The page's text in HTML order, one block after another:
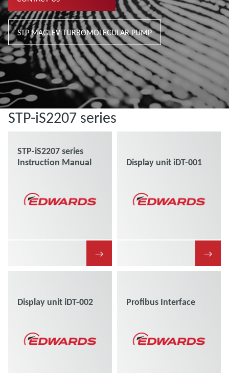
STP MAGLEV TURBOMOLECULAR PUMP
STP-iS2207 series
STP-iS2207 series
Instruction Manual
→
Display unit iDT-001
→
Display unit iDT-002 Profibus Interface